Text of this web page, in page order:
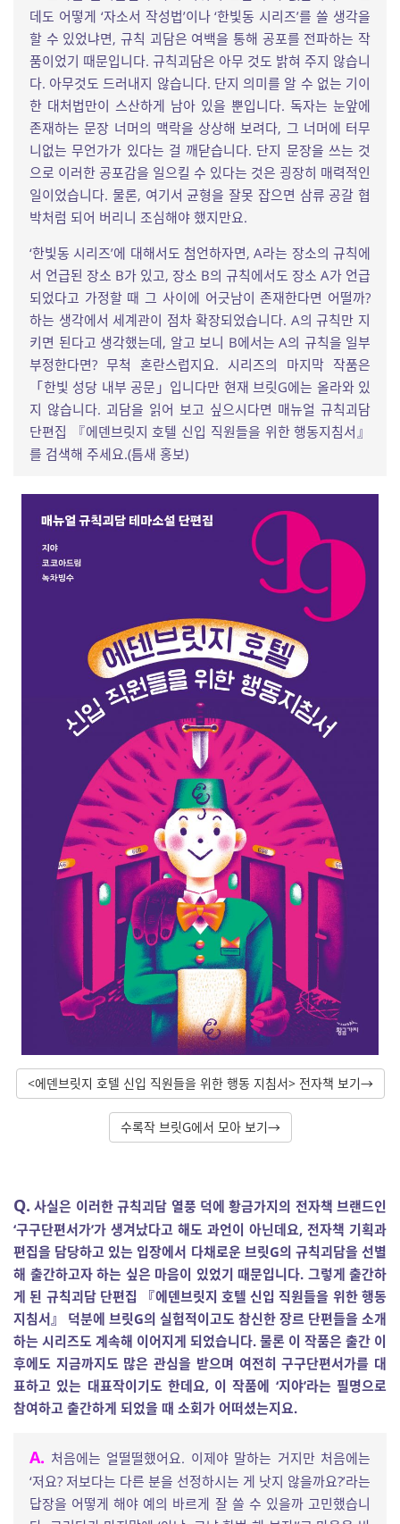
데도 어떻게 ‘자소서 작성법’이나 ‘한빛동 시리즈’를 쓸 생각을
할 수 있었냐면, 규칙 괴담은 여백을 통해 공포를 전파하는 작
품이었기 때문입니다. 규칙괴담은 아무 것도 밝혀 주지 않습니
다. 아무것도 드러내지 않습니다. 단지 의미를 알 수 없는 기이
한 대처법만이 스산하게 남아 있을 뿐입니다. 독자는 눈앞에
존재하는 문장 너머의 맥락을 상상해 보려다, 그 너머에 터무
니없는 무언가가 있다는 걸 깨닫습니다. 단지 문장을 쓰는 것
으로 이러한 공포감을 일으킬 수 있다는 것은 굉장히 매력적인
일이었습니다. 물론, 여기서 균형을 잘못 잡으면 삼류 공갈 협
박처럼 되어 버리니 조심해야 했지만요.
‘한빛동 시리즈’에 대해서도 첨언하자면, A라는 장소의 규칙에
서 언급된 장소 B가 있고, 장소 B의 규칙에서도 장소 A가 언급
되었다고 가정할 때 그 사이에 어긋남이 존재한다면 어떨까?
하는 생각에서 세계관이 점차 확장되었습니다. A의 규칙만 지
키면 된다고 생각했는데, 알고 보니 B에서는 A의 규칙을 일부
부정한다면? 무척 혼란스럽지요. 시리즈의 마지막 작품은
「한빛 성당 내부 공문」입니다만 현재 브릿G에는 올라와 있
지 않습니다. 괴담을 읽어 보고 싶으시다면 매뉴얼 규칙괴담
단편집 『에덴브릿지 호텔 신입 직원들을 위한 행동지침서』
를 검색해 주세요.(틈새 홍보)
<에덴브릿지 호텔 신입 직원들을 위한 행동 지침서> 전자책 보기→
수록작 브릿G에서 모아 보기→
Q. 사실은 이러한 규칙괴담 열풍 덕에 황금가지의 전자책 브랜드인
‘구구단편서가’가 생겨났다고 해도 과언이 아닌데요, 전자책 기획과
편집을 담당하고 있는 입장에서 다채로운 브릿G의 규칙괴담을 선별
해 출간하고자 하는 싶은 마음이 있었기 때문입니다. 그렇게 출간하
게 된 규칙괴담 단편집 『에덴브릿지 호텔 신입 직원들을 위한 행동
지침서』 덕분에 브릿G의 실험적이고도 참신한 장르 단편들을 소개
하는 시리즈도 계속해 이어지게 되었습니다. 물론 이 작품은 출간 이
후에도 지금까지도 많은 관심을 받으며 여전히 구구단편서가를 대
표하고 있는 대표작이기도 한데요, 이 작품에 ‘지야’라는 필명으로
참여하고 출간하게 되었을 때 소회가 어떠셨는지요.
A. 처음에는 얼떨떨했어요. 이제야 말하는 거지만 처음에는
‘저요? 저보다는 다른 분을 선정하시는 게 낫지 않을까요?’라는
답장을 어떻게 해야 예의 바르게 잘 쓸 수 있을까 고민했습니